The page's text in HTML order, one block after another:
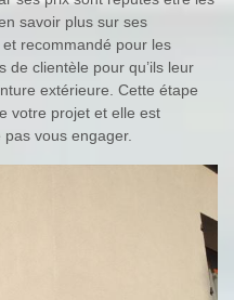
savoir plus sur ses
recommandé pour les
de clientèle pour qu’ils leur
extérieure. Cette étape
votre projet et elle est
vous engager.